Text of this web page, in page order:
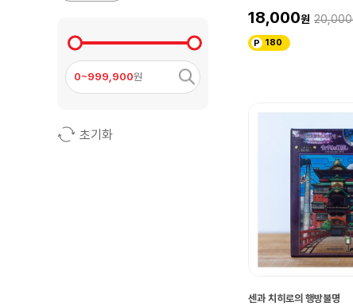
0~999,900원
초기화
18,000 20,000
180
센과 치히로의 행방불명